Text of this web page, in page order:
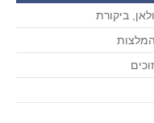
ביקורת